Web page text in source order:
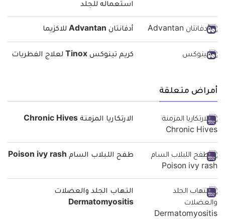
استعماله للجلد
أدفانتان Advantan للاكزيما
كريم تينوكس Tinox لعلاج الفطريات
أمراض متعلقة
الارتكاريا المزمنة Chronic Hives
طفح اللبلاب السام Poison ivy rash
التهاب الجلد والعضلات
Dermatomyositis